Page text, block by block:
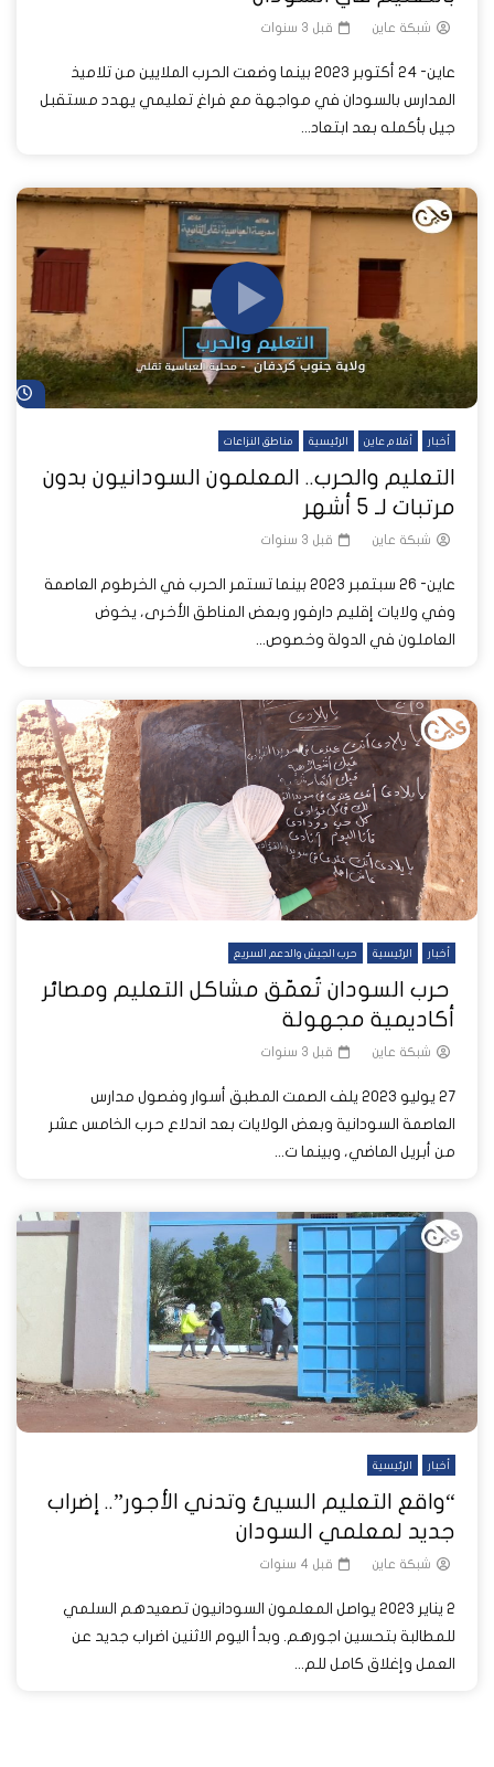
شبكة عاين قبل 3 سنوات
عاين- 24 أكتوبر 2023 بينما وضعت الحرب الملايين من تلاميذ
المدارس بالسودان في مواجهة مع فراغ تعليمي يهدد مستقبل
جيل بأكمله بعد ابتعاد...
أخبار أفلام عاين الرئيسية مناطق النزاعات
التعليم والحرب.. المعلمون السودانيون بدون
مرتبات لـ 5 أشهر
شبكة عاين قبل 3 سنوات
عاين- 26 سبتمبر 2023 بينما تستمر الحرب في الخرطوم العاصمة
وفي ولايات إقليم دارفور وبعض المناطق الأخرى، يخوض
العاملون في الدولة وخصوص...
أخبار الرئيسية حرب الجيش والدعم السريع
حرب السودان تُعمّق مشاكل التعليم ومصائر
أكاديمية مجهولة
شبكة عاين قبل 3 سنوات
27 يوليو 2023 يلف الصمت المطبق أسوار وفصول مدارس
العاصمة السودانية وبعض الولايات بعد اندلاع حرب الخامس عشر
من أبريل الماضي، وبينما ت...
أخبار الرئيسية
“واقع التعليم السيئ وتدني الأجور”.. إضراب
جديد لمعلمي السودان
شبكة عاين قبل 4 سنوات
2 يناير 2023 يواصل المعلمون السودانيون تصعيدهم السلمي
للمطالبة بتحسين اجورهم. وبدأ اليوم الاثنين اضراب جديد عن
العمل وإغلاق كامل للم...